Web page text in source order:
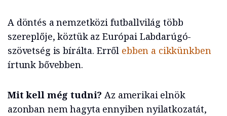
A döntés a nemzetközi futballvilág több
szereplője, köztük az Európai Labdarúgó-
szövetség is bírálta. Erről ebben a cikkünkben
írtunk bővebben.
Mit kell még tudni? Az amerikai elnök
azonban nem hagyta ennyiben nyilatkozatát,